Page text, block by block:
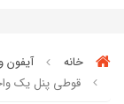
خانه آیفون
قوطی پنل یک